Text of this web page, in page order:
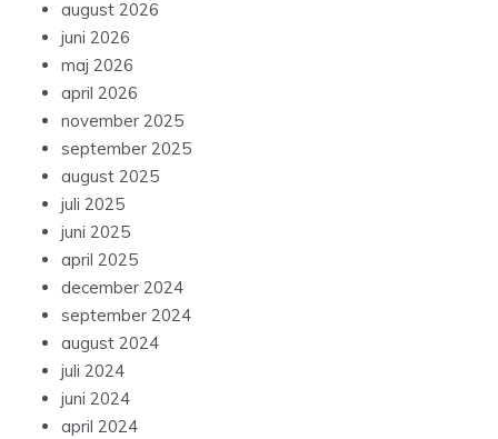
august 2026
juni 2026
maj 2026
april 2026
november 2025
september 2025
august 2025
juli 2025
juni 2025
april 2025
december 2024
september 2024
august 2024
juli 2024
juni 2024
april 2024